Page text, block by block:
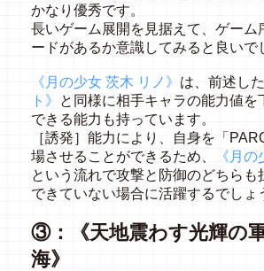
かなり優秀です。
長いゲーム展開を見据えて、ゲー
ードがあるか意識してみると良いで
《月の少女 茨木 リノ》 は、前述した
ト》
と同様に相手キャラの能力値
できる能力も持っています。
［誘発］能力により、自身を「
場させることができるため、
《月の
という流れで攻撃と防御のどちら
できていない場合に活躍するでしょ
③：《天地震わす光輝の
海》